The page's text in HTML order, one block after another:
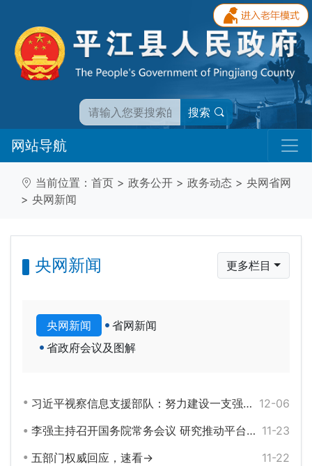
搜索
网站导航
当前位置： 首页 > 政务公开 > 政务动态 > 央网省网
> 央网新闻
央网新闻 更多栏目
央网新闻
省网新闻
省政府会议及图解
12-06
习近平视察信息支援部队：努力建设一支强大的现代化信息支援部队 推动我军网络信息体系建设跨越发展
11-23
李强主持召开国务院常务会议 研究推动平台经济健康发展有关工作等
11-22
五部门权威回应，速看→